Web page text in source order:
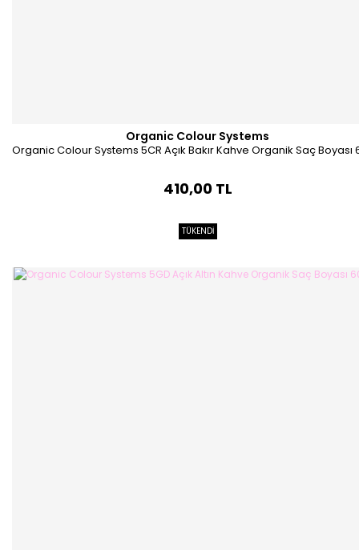
Organic Colour Systems
Organic Colour Systems 5CR Açık Bakır Kahve Organik Saç Boyası
410,00 TL
TÜKENDİ